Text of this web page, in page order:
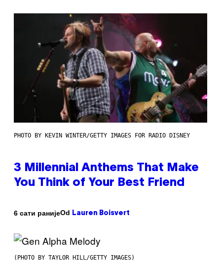
PHOTO BY KEVIN WINTER/GETTY IMAGES FOR RADIO DISNEY
3 Millennial Anthems That Make
You Think of Your Best Friend
6 сати ранијеOd Lauren Boisvert
(PHOTO BY TAYLOR HILL/GETTY IMAGES)